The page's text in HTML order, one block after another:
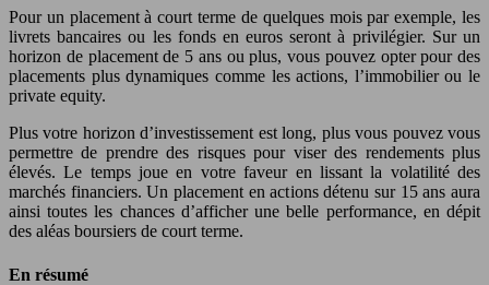
Pour un placement à court terme de quelques mois par exemple, les
livrets bancaires ou les fonds en euros seront à privilégier. Sur un
horizon de placement de 5 ans ou plus, vous pouvez opter pour des
placements plus dynamiques comme les actions, l’immobilier ou le
private equity.
Plus votre horizon d’investissement est long, plus vous pouvez vous
permettre de prendre des risques pour viser des rendements plus
élevés. Le temps joue en votre faveur en lissant la volatilité des
marchés financiers. Un placement en actions détenu sur 15 ans aura
ainsi toutes les chances d’afficher une belle performance, en dépit
des aléas boursiers de court terme.
En résumé